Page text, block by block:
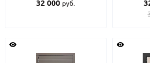
32 000 руб.